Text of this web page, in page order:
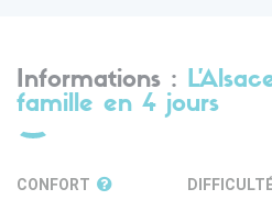
Informations :
famille en 4 jours
CONFORT